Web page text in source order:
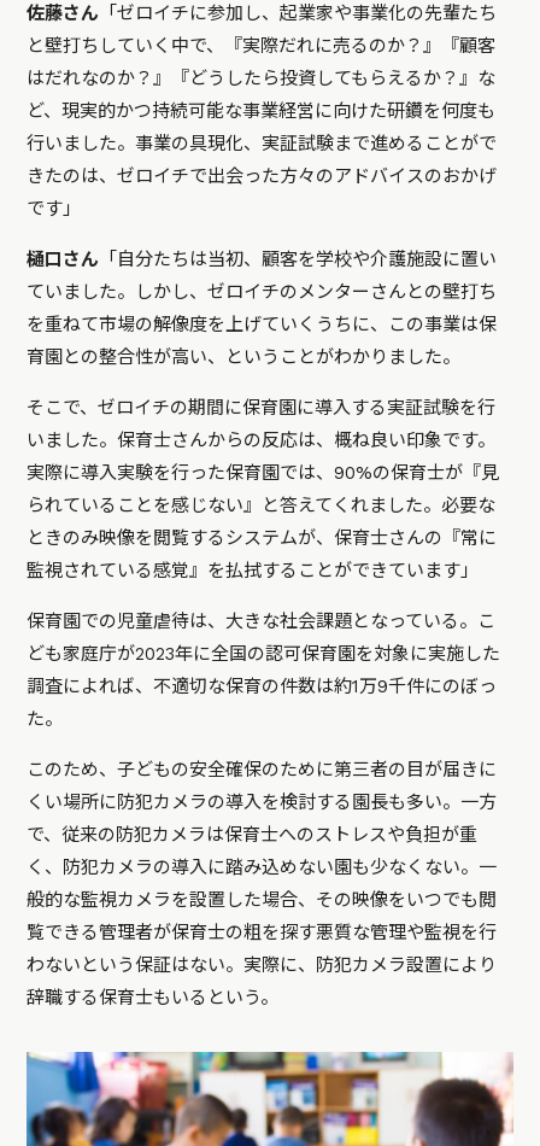
佐藤さん 「ゼロイチに参加し、起業家や事業化の先輩たち
と壁打ちしていく中で、『実際だれに売るのか？』『顧客
はだれなのか？』『どうしたら投資してもらえるか？』な
ど、現実的かつ持続可能な事業経営に向けた研鑽を何度も
行いました。事業の具現化、実証試験まで進めることがで
きたのは、ゼロイチで出会った方々のアドバイスのおかげ
です」
樋口さん 「自分たちは当初、顧客を学校や介護施設に置い
ていました。しかし、ゼロイチのメンターさんとの壁打ち
を重ねて市場の解像度を上げていくうちに、この事業は保
育園との整合性が高い、ということがわかりました。
そこで、ゼロイチの期間に保育園に導入する実証試験を行
いました。保育士さんからの反応は、概ね良い印象です。
実際に導入実験を行った保育園では、90%の保育士が『見
られていることを感じない』と答えてくれました。必要な
ときのみ映像を閲覧するシステムが、保育士さんの『常に
監視されている感覚』を払拭することができています」
保育園での児童虐待は、大きな社会課題となっている。こ
ども家庭庁が2023年に全国の認可保育園を対象に実施した
調査によれば、不適切な保育の件数は約1万9千件にのぼっ
た。
このため、子どもの安全確保のために第三者の目が届きに
くい場所に防犯カメラの導入を検討する園長も多い。一方
で、従来の防犯カメラは保育士へのストレスや負担が重
く、防犯カメラの導入に踏み込めない園も少なくない。一
般的な監視カメラを設置した場合、その映像をいつでも閲
覧できる管理者が保育士の粗を探す悪質な管理や監視を行
わないという保証はない。実際に、防犯カメラ設置により
辞職する保育士もいるという。